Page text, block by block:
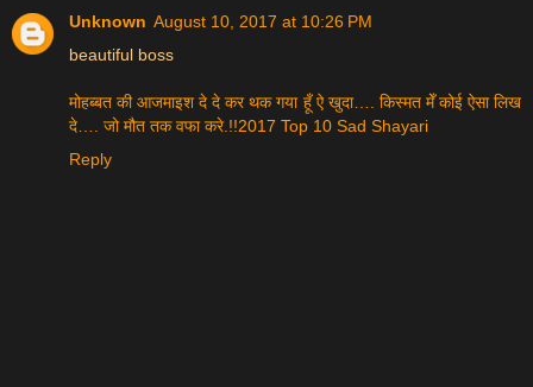
Unknown August 10, 2017 at 10:26 PM
beautiful boss
मोहब्बत की आजमाइश दे दे कर थक गया हूँ ऐ खुदा…. किस्मत मेँ कोई ऐसा लिख
दे…. जो मौत तक वफा करे.!!2017 Top 10 Sad Shayari
Reply